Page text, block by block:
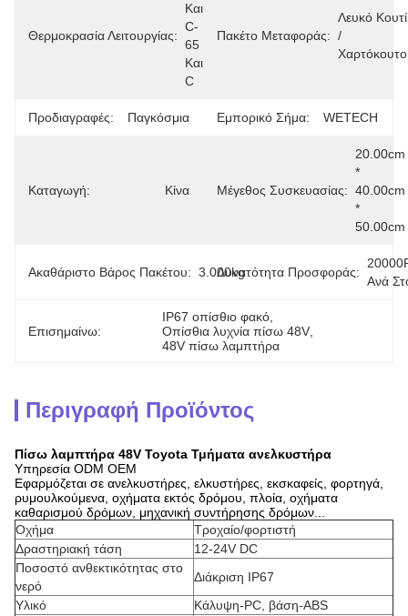
Θερμοκρασία Λειτουργίας:
Και
C-
65
Και
C
Πακέτο Μεταφοράς:
Λευκό Κουτί
/
Χαρτόκουτο
Προδιαγραφές: Παγκόσμια Εμπορικό Σήμα: WETECH
Καταγωγή: Κίνα Μέγεθος Συσκευασίας:
20.00cm
*
40.00cm
*
50.00cm
Ακαθάριστο Βάρος Πακέτου: 3.000kg
Δυνατότητα Προσφοράς:
Ανά
Επισημαίνω:
IP67 οπίσθιο φακό
Οπίσθια λυχνία πίσω 48V
48V πίσω λαμπτήρα
Περιγραφή Προϊόντος
Πίσω λαμπτήρα 48V Toyota Τμήματα ανελκυστήρα
Υπηρεσία ODM OEM
Εφαρμόζεται σε ανελκυστήρες, ελκυστήρες, εκσκαφείς, φορτηγά,
ρυμουλκούμενα, οχήματα εκτός δρόμου, πλοία, οχήματα
καθαρισμού δρόμων, μηχανική συντήρησης δρόμων...
Οχήμα
Τροχαίο/φορτιστή
Δραστηριακή τάση
12-24V DC
Ποσοστό ανθεκτικότητας στο
νερό
Διάκριση IP67
Υλικό
Κάλυψη-PC, βάση-ABS